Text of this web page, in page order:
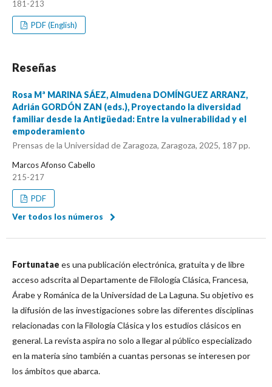
181-213
PDF (English)
Reseñas
Rosa Mª MARINA SÁEZ, Almudena DOMÍNGUEZ ARRANZ,
Adrián GORDÓN ZAN (eds.), Proyectando la diversidad
familiar desde la Antigüedad: Entre la vulnerabilidad y el
empoderamiento
Prensas de la Universidad de Zaragoza, Zaragoza, 2025, 187 pp.
Marcos Afonso Cabello
215-217
PDF
Ver todos los números
Fortunatae es una publicación electrónica, gratuita y de libre
acceso adscrita al Departamente de Filología Clásica, Francesa,
Árabe y Románica de la Universidad de La Laguna. Su objetivo es
la difusión de las investigaciones sobre las diferentes disciplinas
relacionadas con la Filología Clásica y los estudios clásicos en
general. La revista aspira no solo a llegar al público especializado
en la materia sino también a cuantas personas se interesen por
los ámbitos que abarca.